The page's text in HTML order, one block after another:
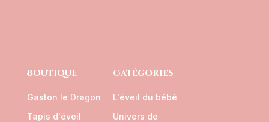
Boutique
Gaston le Dragon
Tapis d'éveil
Catégories
L'éveil du bébé
Univers de